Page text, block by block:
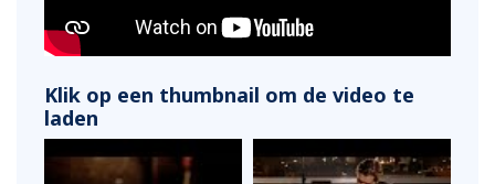
Klik op een thumbnail om de video te
laden